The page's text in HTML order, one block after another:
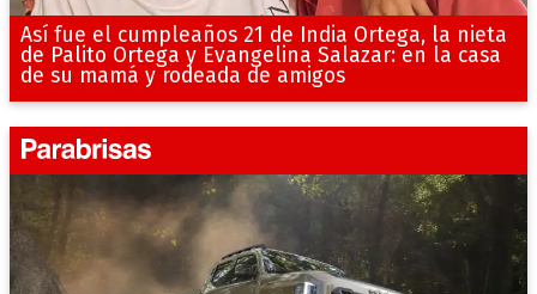
Así fue el cumpleaños 21 de India Ortega, la nieta
de Palito Ortega y Evangelina Salazar: en la casa
de su mamá y rodeada de amigos